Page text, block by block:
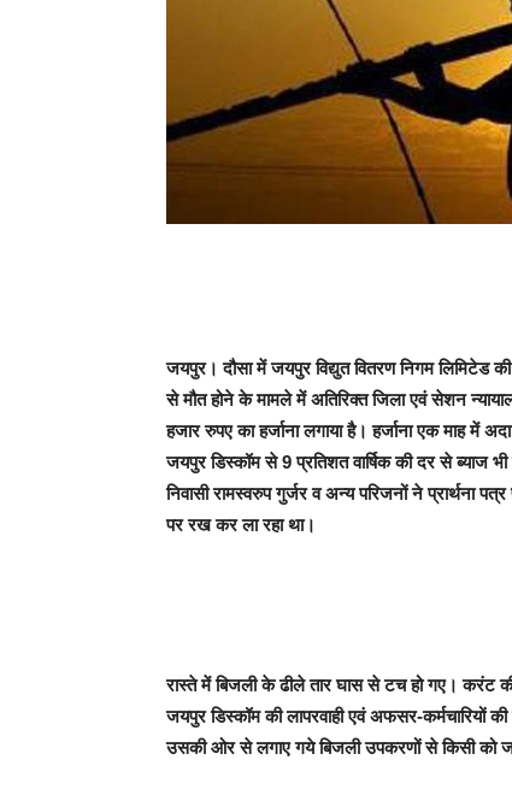
जयपुर। दौसा में जयपुर विद्युत वितरण निगम
से मौत होने के मामले में अतिरिक्त जिला एवं सेशन
हजार रुपए का हर्जाना लगाया है। हर्जाना एक माह में
जयपुर डिस्कॉम से 9 प्रतिशत वार्षिक की दर से ब्याज
निवासी रामस्वरुप गुर्जर व अन्य परिजनों ने प्रार्थना
पर रख कर ला रहा था।
रास्ते में बिजली के ढीले तार घास से टच हो गए। करंट
जयपुर डिस्कॉम की लापरवाही एवं अफसर-कर्मचारियों
उसकी ओर से लगाए गये बिजली उपकरणों से किसी को